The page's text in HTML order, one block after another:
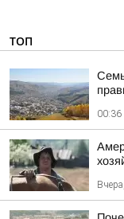
ТОП
00:36